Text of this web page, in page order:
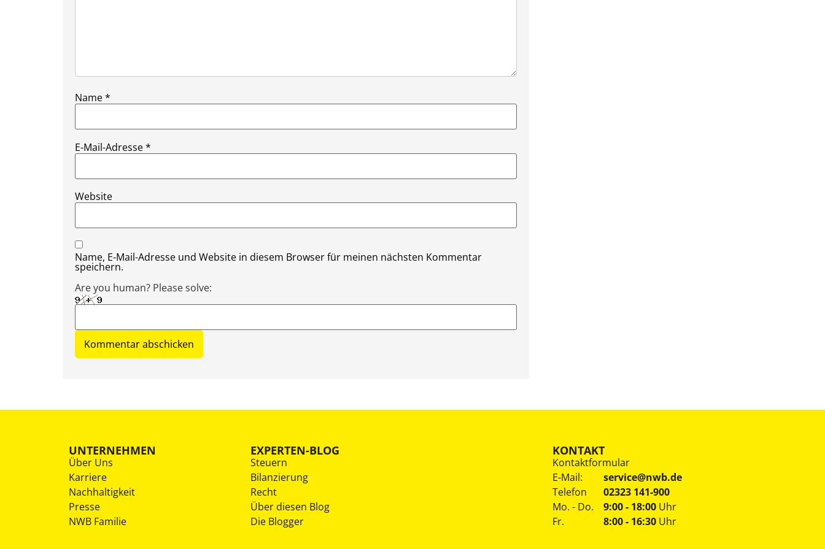
Name*
E-Mail-Adresse*
Website
Name, E-Mail-Adresse und Website in diesem Browser für meinen nächsten Kommentar
speichern.
Are you human? Please solve:
UNTERNEHMEN
Über Uns
Karriere
Nachhaltigkeit
Presse
NWB Familie
EXPERTEN-BLOG
Steuern
Bilanzierung
Recht
Über diesen Blog
Die Blogger
KONTAKT
Kontaktformular
E-Mail:
service@nwb.de
Telefon
02323 141-900
Mo. - Do.
Fr.
9:00 - 18:00 Uhr
8:00 - 16:30 Uhr